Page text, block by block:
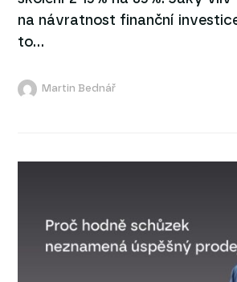
na návratnost finanční
to...
Martin Bednář